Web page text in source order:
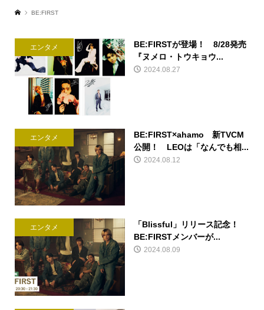
BE:FIRST
エンタメ
BE:FIRSTが登場！ 8/28発売
『ヌメロ・トウキョウ...
2024.08.27
エンタメ
BE:FIRST×ahamo 新TVCM
公開！ LEOは「なんでも相...
2024.08.12
エンタメ
「Blissful」リリース記念！
BE:FIRSTメンバーが...
2024.08.09